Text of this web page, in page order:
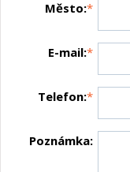
Město:*
E-mail:*
Telefon:*
Poznámka: